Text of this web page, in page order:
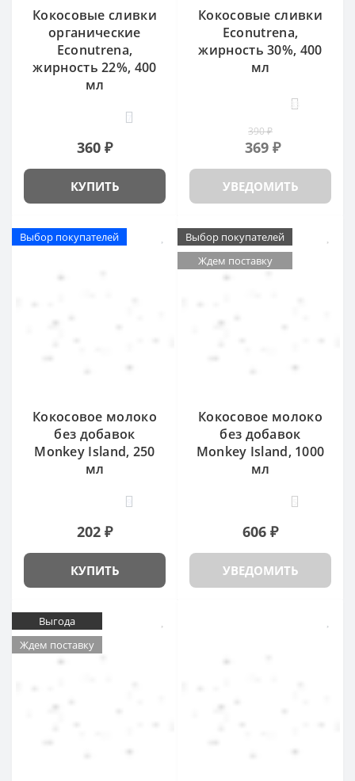
Кокосовые сливки
органические
Econutrena,
жирность 22%, 400
мл
360 ₽
КУПИТЬ
Кокосовые сливки
Econutrena,
жирность 30%, 400
мл
33
390 ₽
369 ₽
УВЕДОМИТЬ
Выбор покупателей
Кокосовое молоко
без добавок
Monkey Island, 250
мл
202 ₽
КУПИТЬ
Выбор покупателей
Ждем поставку
Кокосовое молоко
без добавок
Monkey Island, 1000
мл
606 ₽
УВЕДОМИТЬ
Выгода
Ждем поставку